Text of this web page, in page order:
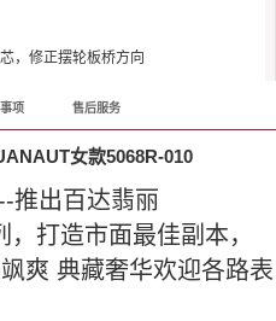
，修正摆轮板桥方向
项 售后服务
女款5068R-010
推出百达翡丽
打造市面最佳副本，
爽 典藏奢华欢迎各路表